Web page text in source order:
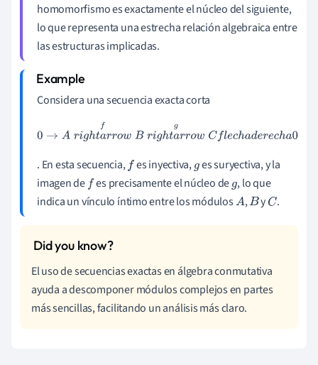
homomorfismo es exactamente el núcleo del siguiente,
lo que representa una estrecha relación algebraica entre
las estructuras implicadas.
Considera una secuencia exacta corta
0→Arightarrowf Bri ghtarrowgCf echaderecha0
. En esta secuencia,f es inyectiva,ges suryectiva, y la
imagen def es precisamente el núcleo deg, lo que
indica un vínculo íntimo entre los módulosA ,B yC .
El uso de secuencias exactas en álgebra conmutativa
ayuda a descomponer módulos complejos en partes
más sencillas, facilitando un análisis más claro.